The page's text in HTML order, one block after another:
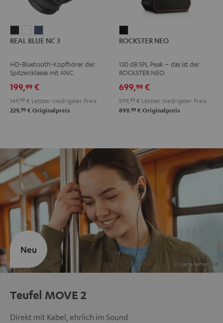
BLUE
3
Black
BLUE
3
White
BLUE
3
REAL BLUE NC 3
HD-Bluetooth-Kopfhörer der
Spitzenklasse mit ANC
199,99 €
149,99 € Letzter niedrigster Preis
229,99 € Originalpreis
NEO
ROCKSTER NEO
130 dB SPL Peak – das ist der
ROCKSTER NEO.
699,99 €
599,99 € Letzter niedrigster Preis
899,99 € Originalpreis
Teufel MOVE 2
Direkt mit Kabel, ehrlich im Sound
Neu